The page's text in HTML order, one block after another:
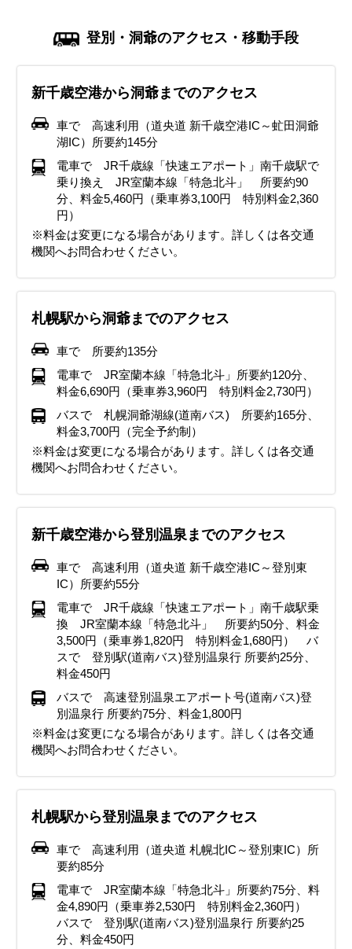
登別・洞爺のアクセス・移動手段
新千歳空港から洞爺までのアクセス
車で 高速利用（道央道 新千歳空港IC～虻田洞爺
湖IC）所要約145分
電車で JR千歳線「快速エアポート」南千歳駅で
乗り換え JR室蘭本線「特急北斗」 所要約90
分、料金5,460円（乗車券3,100円 特別料金2,360
円）
※料金は変更になる場合があります。詳しくは各交通
機関へお問合わせください。
札幌駅から洞爺までのアクセス
車で 所要約135分
電車で JR室蘭本線「特急北斗」所要約120分、
料金6,690円（乗車券3,960円 特別料金2,730円）
バスで 札幌洞爺湖線(道南バス) 所要約165分、
料金3,700円（完全予約制）
※料金は変更になる場合があります。詳しくは各交通
機関へお問合わせください。
新千歳空港から登別温泉までのアクセス
車で 高速利用（道央道 新千歳空港IC～登別東
IC）所要約55分
電車で JR千歳線「快速エアポート」南千歳駅乗
換 JR室蘭本線「特急北斗」 所要約50分、料金
3,500円（乗車券1,820円 特別料金1,680円） バ
スで 登別駅(道南バス)登別温泉行 所要約25分、
料金450円
バスで 高速登別温泉エアポート号(道南バス)登
別温泉行 所要約75分、料金1,800円
※料金は変更になる場合があります。詳しくは各交通
機関へお問合わせください。
札幌駅から登別温泉までのアクセス
車で 高速利用（道央道 札幌北IC～登別東IC）所
要約85分
電車で JR室蘭本線「特急北斗」所要約75分、料
金4,890円（乗車券2,530円 特別料金2,360円）
バスで 登別駅(道南バス)登別温泉行 所要約25
分、料金450円